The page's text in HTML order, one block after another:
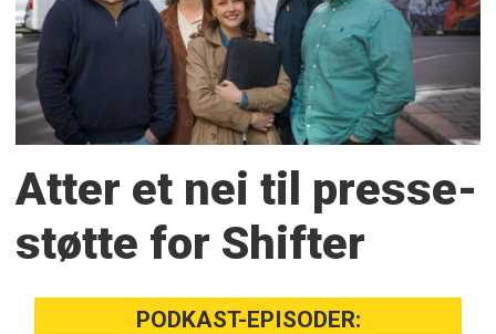
Atter et nei til presse­
støtte for Shifter
PODKAST-EPISODER: